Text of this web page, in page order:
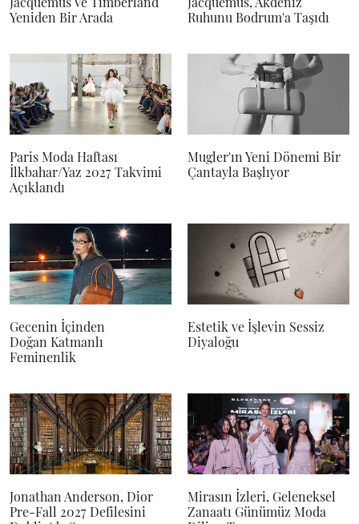
Yeniden Bir Arada
Ruhunu Bodrum'a Taşıdı
Paris Moda Haftası
İlkbahar/Yaz 2027 Takvimi
Açıklandı
Mugler'ın Yeni Dönemi Bir
Çantayla Başlıyor
Gecenin İçinden
Doğan Katmanlı
Feminenlik
Estetik ve İşlevin Sessiz
Diyaloğu
Jonathan Anderson, Dior
Pre-Fall 2027 Defilesini
Mirasın İzleri, Geleneksel
Zanaatı Günümüz Moda